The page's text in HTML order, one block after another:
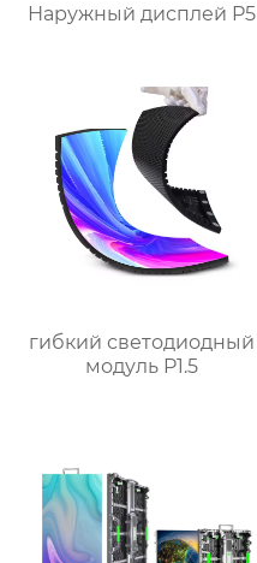
Наружный дисплей P5
гибкий светодиодный
модуль P1.5